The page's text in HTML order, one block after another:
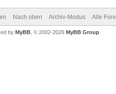
Nach oben Archiv-Modus Alle
by MyBB , © 2002-2026 MyBB Group